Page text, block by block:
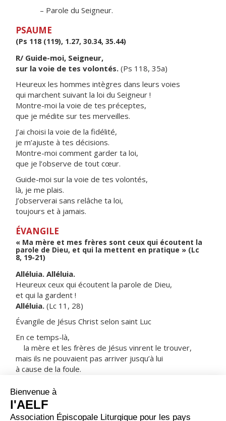
– Parole du Seigneur.
PSAUME
(Ps 118 (119), 1.27, 30.34, 35.44)
R/ Guide-moi, Seigneur,
sur la voie de tes volontés. (Ps 118, 35a)
Heureux les hommes intègres dans leurs voies
qui marchent suivant la loi du Seigneur !
Montre-moi la voie de tes préceptes,
que je médite sur tes merveilles.
J’ai choisi la voie de la fidélité,
je m’ajuste à tes décisions.
Montre-moi comment garder ta loi,
que je l’observe de tout cœur.
Guide-moi sur la voie de tes volontés,
là, je me plais.
J’observerai sans relâche ta loi,
toujours et à jamais.
ÉVANGILE
« Ma mère et mes frères sont ceux qui écoutent la
parole de Dieu, et qui la mettent en pratique » (Lc
8, 19-21)
Alléluia. Alléluia.
Heureux ceux qui écoutent la parole de Dieu,
et qui la gardent !
Alléluia. (Lc 11, 28)
Évangile de Jésus Christ selon saint Luc
En ce temps-là,
la mère et les frères de Jésus vinrent le trouver,
mais ils ne pouvaient pas arriver jusqu’à lui
à cause de la foule.
« Ta mère et tes frères sont là dehors,
qui veulent te voir. »
Il leur répondit :